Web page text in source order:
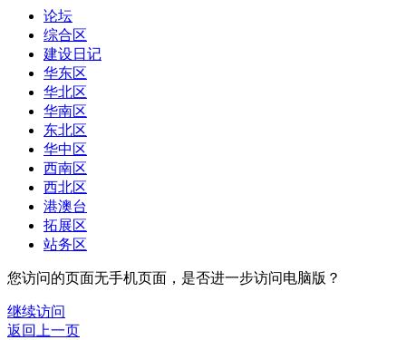
论坛
综合区
建设日记
华东区
华北区
华南区
东北区
华中区
西南区
西北区
港澳台
拓展区
站务区
您访问的页面无手机页面，是否进一步访问电脑版？
继续访问
返回上一页